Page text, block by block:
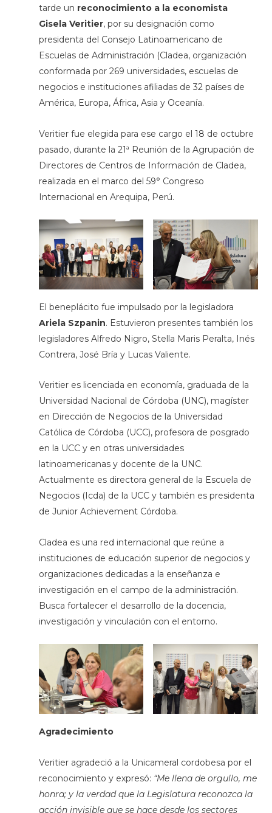
tarde un reconocimiento a la economista
Gisela Veritier, por su designación como
presidenta del Consejo Latinoamericano de
Escuelas de Administración (Cladea, organización
conformada por 269 universidades, escuelas de
negocios e instituciones afiliadas de 32 países de
América, Europa, África, Asia y Oceanía.
Veritier fue elegida para ese cargo el 18 de octubre
pasado, durante la 21ª Reunión de la Agrupación de
Directores de Centros de Información de Cladea,
realizada en el marco del 59° Congreso
Internacional en Arequipa, Perú.
El beneplácito fue impulsado por la legisladora
Ariela Szpanin. Estuvieron presentes también los
legisladores Alfredo Nigro, Stella Maris Peralta, Inés
Contrera, José Bría y Lucas Valiente.
Veritier es licenciada en economía, graduada de la
Universidad Nacional de Córdoba (UNC), magíster
en Dirección de Negocios de la Universidad
Católica de Córdoba (UCC), profesora de posgrado
en la UCC y en otras universidades
latinoamericanas y docente de la UNC.
Actualmente es directora general de la Escuela de
Negocios (Icda) de la UCC y también es presidenta
de Junior Achievement Córdoba.
Cladea es una red internacional que reúne a
instituciones de educación superior de negocios y
organizaciones dedicadas a la enseñanza e
investigación en el campo de la administración.
Busca fortalecer el desarrollo de la docencia,
investigación y vinculación con el entorno.
Agradecimiento
Veritier agradeció a la Unicameral cordobesa por el
reconocimiento y expresó: “Me llena de orgullo, me
honra; y la verdad que la Legislatura reconozca la
acción invisible que se hace desde los sectores